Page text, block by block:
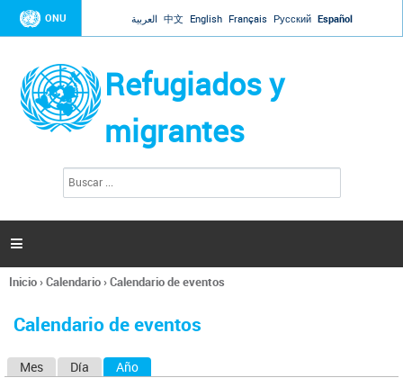
Jump to navigation
ONU العربية 中文 English Français Русский Español
Refugiados y
migrantes
l
s

Se
usted
Inicio›Calendario›Calendario de eventos
Calendario de eventos
Mes Día Año